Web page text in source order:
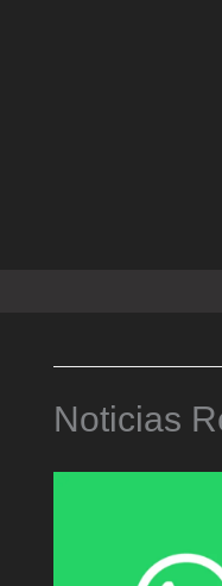
Noticias